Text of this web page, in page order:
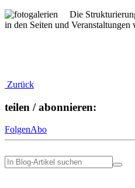
Die
in den Seiten und Veranstaltungen
Zurück
teilen / abonnieren:
FolgenAbo